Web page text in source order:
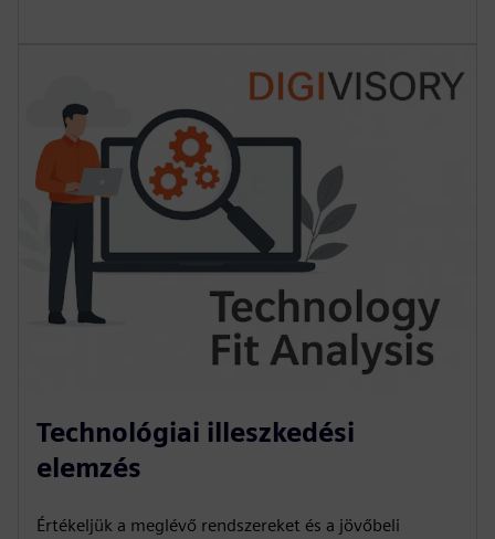
Technológiai illeszkedési
elemzés
Értékeljük a meglévő rendszereket és a jövőbeli